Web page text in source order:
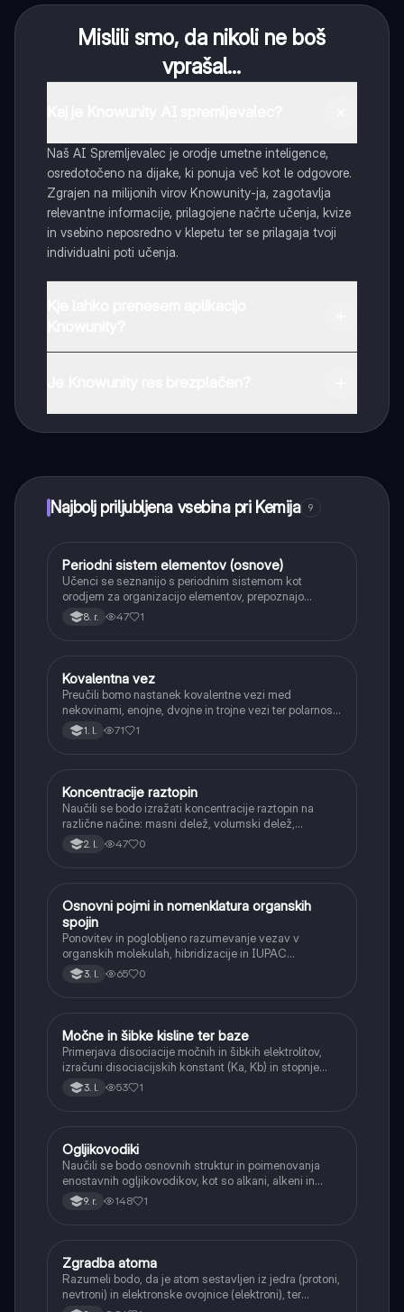
Mislili smo, da nikoli ne boš
vprašal...
Naš AI Spremljevalec je orodje umetne inteligence,
osredotočeno na dijake, ki ponuja več kot le odgovore.
Zgrajen na milijonih virov Knowunity-ja, zagotavlja
relevantne informacije, prilagojene načrte učenja, kvize
in vsebino neposredno v klepetu ter se prilagaja tvoji
individualni poti učenja.
Najbolj priljubljena vsebina pri Kemija 9
Kemija
Periodni sistem elementov (osnove)
Učenci se seznanijo s periodnim sistemom kot
orodjem za organizacijo elementov, prepoznajo
periode in skupine ter razliko med kovinami in
nekovinami.
8. r. 47 1
Kemija
Kovalentna vez
Preučili bomo nastanek kovalentne vezi med
nekovinami, enojne, dvojne in trojne vezi ter polarnost
vezi.1. l. 71 1
Kemija
Koncentracije raztopin
Naučili se bodo izražati koncentracije raztopin na
različne načine: masni delež, volumski delež,
množinska koncentracija in masna koncentracija.
2. l. 47 0
Kemija
Osnovni pojmi in nomenklatura organskih
spojin
Ponovitev in poglobljeno razumevanje vezav v
organskih molekulah, hibridizacije in IUPAC
nomenklature za kompleksnejše spojine.
3. l. 65 0
Kemija
Močne in šibke kisline ter baze
Primerjava disociacije močnih in šibkih elektrolitov,
izračuni disociacijskih konstant (Ka, Kb) in stopnje
disociacije.
3. l. 53 1
Kemija
Ogljikovodiki
Naučili se bodo osnovnih struktur in poimenovanja
enostavnih ogljikovodikov, kot so alkani, alkeni in
alkini, ter njihove vire.
9. r. 148 1
Kemija
Zgradba atoma
Razumeli bodo, da je atom sestavljen iz jedra (protoni,
nevtroni) in elektronske ovojnice (elektroni), ter